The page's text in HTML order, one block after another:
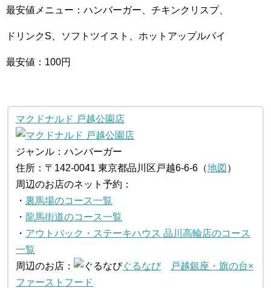
最安値メニュー：ハンバーガー、チキンクリスプ、
ドリンクS、ソフトツイスト、ホットアップルパイ
最安値：100円
マクドナルド 戸越公園店
ジャンル：ハンバーガー
住所：〒142-0041 東京都品川区戸越6-6-6（地図 ）
周辺のお店のネット予約：
・ 裏馬場のコース一覧
・ 龍馬街道のコース一覧
・ アウトバック・ステーキハウス 品川高輪店のコース
一覧
周辺のお店：
ぐるなび
戸越銀座・旗の台×
ファーストフード